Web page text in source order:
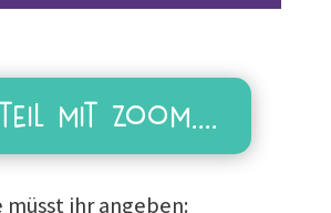
mit Zoom....
müsst ihr angeben: